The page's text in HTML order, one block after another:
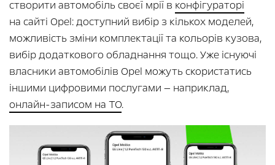
створити автомобіль своєї мрії в конфігураторі
на сайті Opel: доступний вибір з кількох моделей,
можливість зміни комплектації та кольорів кузова,
вибір додаткового обладнання тощо. Уже існуючі
власники автомобілів Opel можуть скористатись
іншими цифровими послугами — наприклад,
онлайн-записом на ТО.